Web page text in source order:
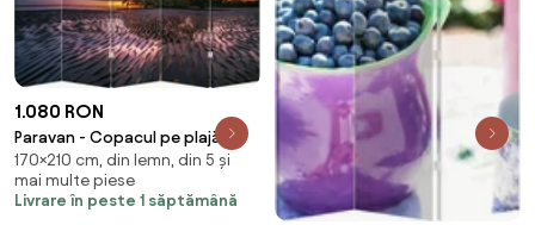
1.080 RON
Paravan - Copacul pe plajă
(210x170 cm)
170×210 cm, din lemn, din 5 și
mai multe piese
Livrare în peste 1 săptămână